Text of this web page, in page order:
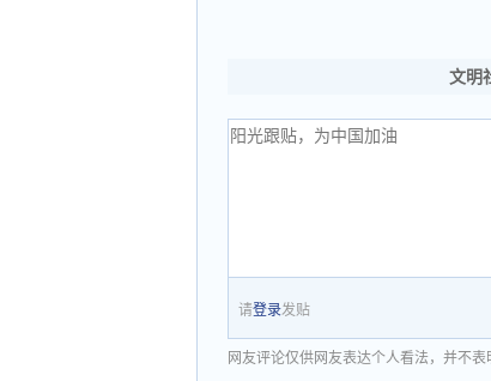
文明
请登录发贴
网友评论仅供网友表达个人看法，并不